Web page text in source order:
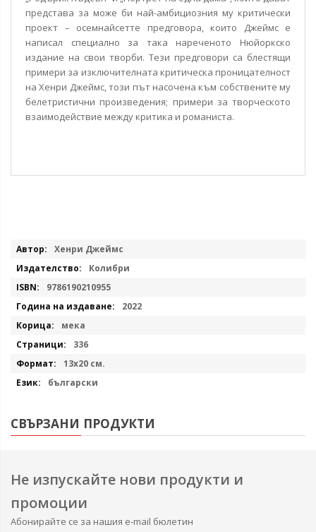
представа за може би най-амбициозния му критически
проект – осемнайсетте предговора, които Джеймс е
написал специално за така нареченото Нюйоркско
издание на свои творби. Тези предговори са блестящи
примери за изключителната критическа проницателност
на Хенри Джеймс, този път насочена към собствените му
белетристични произведения; примери за творческото
взаимодействие между критика и романиста.
Повече
Хенри Джеймс
Колибри
9786190210955
2022
мека
336
13х20 см.
български
СВЪРЗАНИ ПРОДУКТИ
Не изпускайте нови продукти и
промоции
Абонирайте се за нашия e-mail бюлетин